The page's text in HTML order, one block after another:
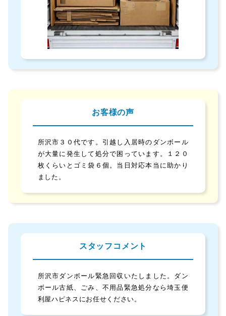
お客様の声
所沢市３０代です。引越し入居時のダンボール
が大量に発生して処分で困っています。１２０
枚くらいとゴミ袋６個。当日対応本当に助かり
ました。
スタッフコメント
所沢市ダンボール緊急回収いたしました。ダン
ボール古紙、ごみ、不用品緊急処分なら埼玉便
利屋ハピネスにお任せください。